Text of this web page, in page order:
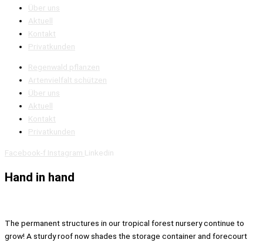
Über uns
Aktuell
Kontakt
Privatkunden
Regenwald pflanzen
Artenvielfalt schützen
Über uns
Aktuell
Kontakt
Privatkunden
Facebook-f Instagram Linkedin
Hand in hand
The permanent structures in our tropical forest nursery continue to
grow! A sturdy roof now shades the storage container and forecourt